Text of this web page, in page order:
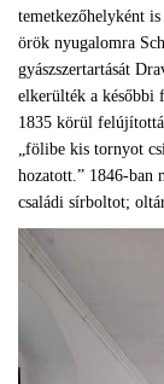
temetkezőhelyként
örök nyugalomra
gyászszertartását
elkerülték a későbbi
1835 körül
„fölibe kis tornyot
hozatott.” 1846-ban
családi sírboltot;